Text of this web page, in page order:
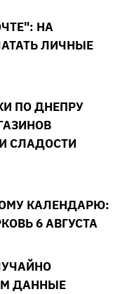
НА
ЛИЧНЫЕ
ПО ДНЕПРУ
СЛАДОСТИ
КАЛЕНДАРЮ:
6 АВГУСТА
ДАННЫЕ